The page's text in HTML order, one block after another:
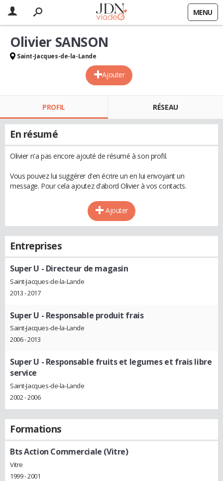
MENU
Ajouter
Olivier SANSON
Saint-Jacques-de-la-Lande
PROFIL RÉSEAU
En résumé
Olivier n'a pas encore ajouté de résumé à son profil.
Vous pouvez lui suggérer d'en écrire un en lui envoyant un
message. Pour cela ajoutez d'abord Olivier à vos contacts.
Ajouter
Entreprises
Super U - Directeur de magasin
Saint-Jacques-de-la-Lande
2013 - 2017
Super U - Responsable produit frais
Saint-Jacques-de-la-Lande
2006 - 2013
Super U - Responsable fruits et legumes et frais libre
service
Saint-Jacques-de-la-Lande
2002 - 2006
Formations
Bts Action Commerciale (Vitre)
Vitre
1999 - 2001